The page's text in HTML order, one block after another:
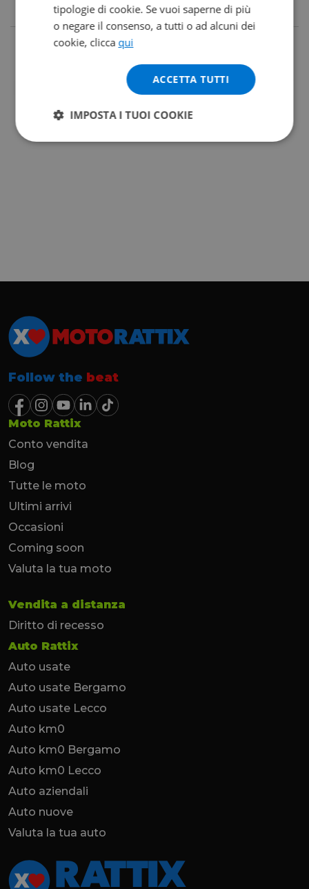
Follow the beat
Moto Rattix
Conto vendita
Blog
Tutte le moto
Ultimi arrivi
Occasioni
Coming soon
Valuta la tua moto
Vendita a distanza
Diritto di recesso
Auto Rattix
Auto usate
Auto usate Bergamo
Auto usate Lecco
Auto km0
Auto km0 Bergamo
Auto km0 Lecco
Auto aziendali
Auto nuove
Valuta la tua auto
tipologie di cookie. Se vuoi saperne di più
o negare il consenso, a tutti o ad alcuni dei
cookie, clicca qui
ACCETTA TUTTI
IMPOSTA I TUOI COOKIE